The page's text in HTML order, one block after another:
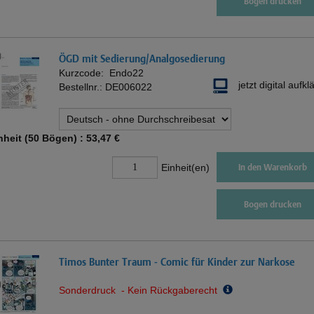
ÖGD mit Sedierung/Analgosedierung
Kurzcode: Endo22
Bestellnr.: DE006022 jetzt digital
(50 Bögen) : 53,47 €
Einheit(en) In den Warenkorb
Bogen drucken
Timos Bunter Traum - Comic für Kinder zur Narkose
Sonderdruck - Kein Rückgaberecht